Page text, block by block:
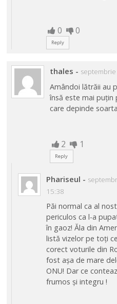
0 0
Reply
thales -
Amândoi lătrăii au
însă este mai puțin
care depinde
2 1
Reply
Phariseul -
15:38
Păi normal ca al
periculos ca l-a
în gaoz! Ăla din
listă vizelor pe toți
corect voturile din
fost așa de mare
ONU! Dar ce
frumos și integru !